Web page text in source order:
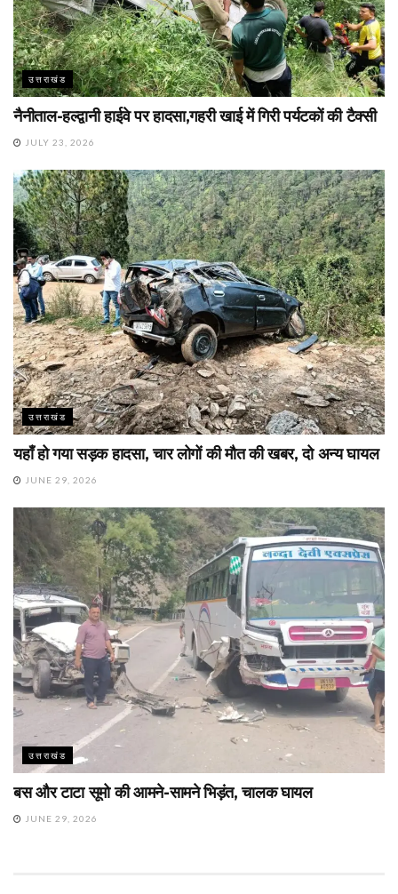
उत्तराखंड
नैनीताल-हल्द्वानी हाईवे पर हादसा,गहरी खाई में गिरी पर्यटकों की टैक्सी
JULY 23, 2026
उत्तराखंड
यहाँ हो गया सड़क हादसा, चार लोगों की मौत की खबर, दो अन्य घायल
JUNE 29, 2026
उत्तराखंड
बस और टाटा सूमो की आमने-सामने भिड़ंत, चालक घायल
JUNE 29, 2026